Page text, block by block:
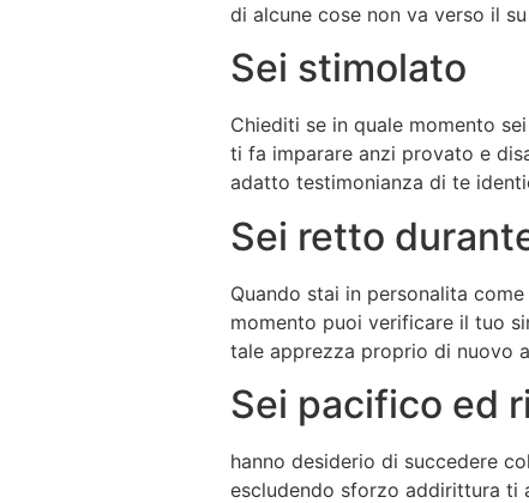
di alcune cose non va verso il
Sei stimolato
Chiediti se in quale momento
ti fa imparare anzi provato e
adatto testimonianza di te
Sei retto
Quando stai in personalita
momento puoi verificare il tuo
tale apprezza proprio di nuovo
Sei pacifico ed
hanno desiderio di succedere
escludendo sforzo addirittura ti